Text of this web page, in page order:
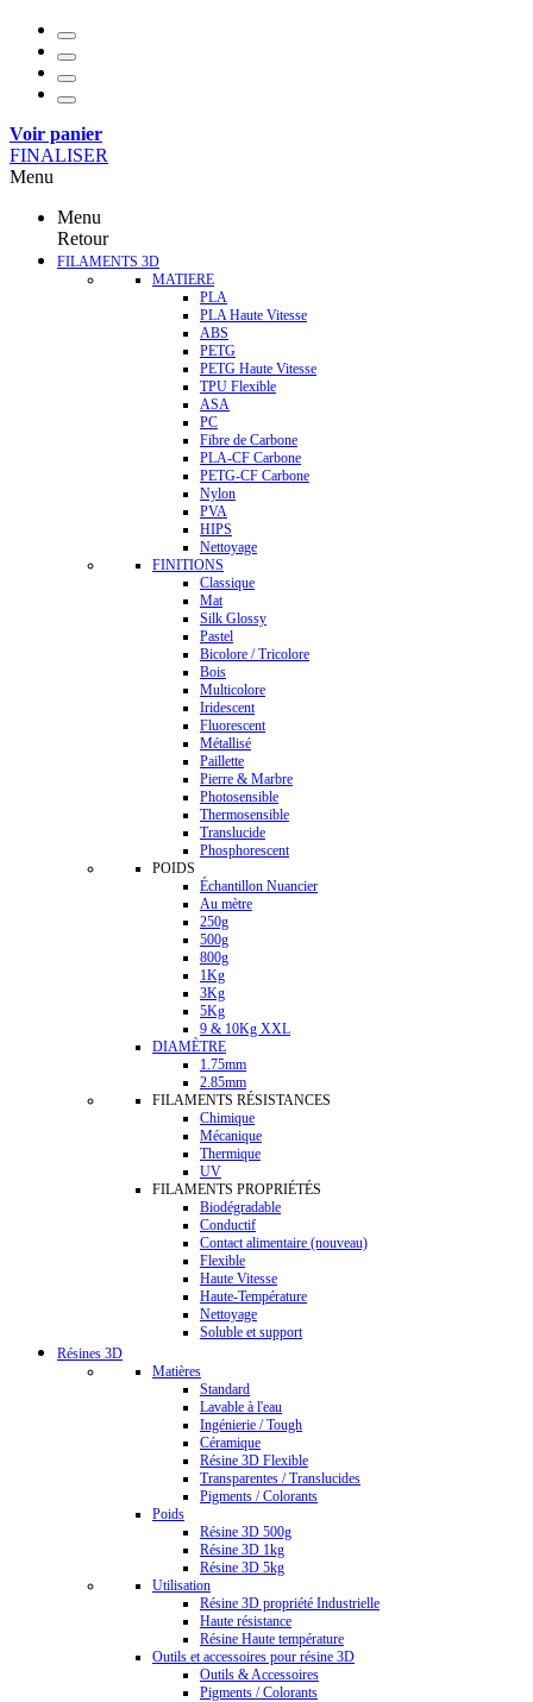
Voir panier
FINALISER
Menu
Menu
Retour
FILAMENTS 3D
MATIERE
PLA
PLA Haute Vitesse
ABS
PETG
PETG Haute Vitesse
TPU Flexible
ASA
PC
Fibre de Carbone
PLA-CF Carbone
PETG-CF Carbone
Nylon
PVA
HIPS
Nettoyage
FINITIONS
Classique
Mat
Silk Glossy
Pastel
Bicolore / Tricolore
Bois
Multicolore
Iridescent
Fluorescent
Métallisé
Paillette
Pierre & Marbre
Photosensible
Thermosensible
Translucide
Phosphorescent
POIDS
Échantillon Nuancier
Au mètre
250g
500g
800g
1Kg
3Kg
5Kg
9 & 10Kg XXL
DIAMÈTRE
1.75mm
2.85mm
FILAMENTS RÉSISTANCES
Chimique
Mécanique
Thermique
UV
FILAMENTS PROPRIÉTÉS
Biodégradable
Conductif
Contact alimentaire (nouveau)
Flexible
Haute Vitesse
Haute-Température
Nettoyage
Soluble et support
Résines 3D
Matières
Standard
Lavable à l'eau
Ingénierie / Tough
Céramique
Résine 3D Flexible
Transparentes / Translucides
Pigments / Colorants
Poids
Résine 3D 500g
Résine 3D 1kg
Résine 3D 5kg
Utilisation
Résine 3D propriété Industrielle
Haute résistance
Résine Haute température
Outils et accessoires pour résine 3D
Outils & Accessoires
Pigments / Colorants